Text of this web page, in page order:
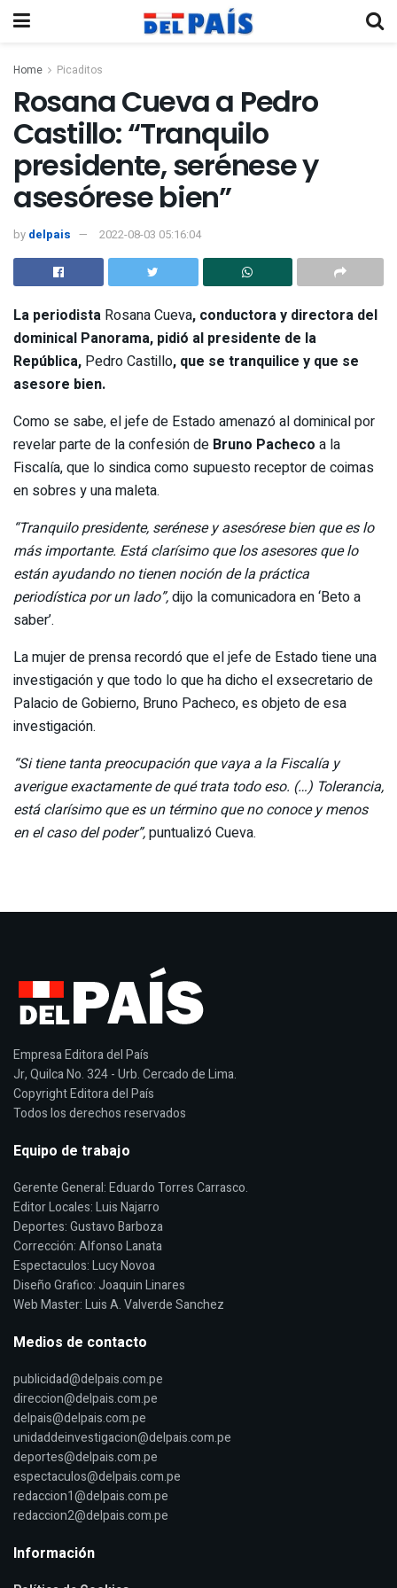
Home Picaditos
Rosana Cueva a Pedro
Castillo: “Tranquilo
presidente, serénese y
asesórese bien”
by delpais 2022-08-03 05:16:04
La periodista Rosana Cueva, conductora y directora del
dominical Panorama, pidió al presidente de la
República, Pedro Castillo, que se tranquilice y que se
asesore bien.
Como se sabe, el jefe de Estado amenazó al dominical por
revelar parte de la confesión de Bruno Pacheco a la
Fiscalía, que lo sindica como supuesto receptor de coimas
en sobres y una maleta.
“Tranquilo presidente, serénese y asesórese bien que es lo
más importante. Está clarísimo que los asesores que lo
están ayudando no tienen noción de la práctica
periodística por un lado”,dijo la comunicadora en ‘Beto a
saber’.
La mujer de prensa recordó que el jefe de Estado tiene una
investigación y que todo lo que ha dicho el exsecretario de
Palacio de Gobierno, Bruno Pacheco, es objeto de esa
investigación.
“Si tiene tanta preocupación que vaya a la Fiscalía y
averigue exactamente de qué trata todo eso. (…) Tolerancia,
está clarísimo que es un término que no conoce y menos
en el caso del poder”,puntualizó Cueva.
Empresa Editora del País
Jr, Quilca No. 324 - Urb. Cercado de Lima.
Copyright Editora del País
Todos los derechos reservados
Equipo de trabajo
Gerente General: Eduardo Torres Carrasco.
Editor Locales: Luis Najarro
Deportes: Gustavo Barboza
Corrección: Alfonso Lanata
Espectaculos: Lucy Novoa
Diseño Grafico: Joaquin Linares
Web Master: Luis A. Valverde Sanchez
Medios de contacto
publicidad@delpais.com.pe
direccion@delpais.com.pe
delpais@delpais.com.pe
unidaddeinvestigacion@delpais.com.pe
deportes@delpais.com.pe
espectaculos@delpais.com.pe
redaccion1@delpais.com.pe
redaccion2@delpais.com.pe
Información